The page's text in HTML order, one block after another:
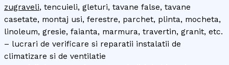
zugraveli, tencuieli, gleturi, tavane false, tavane
casetate, montaj usi, ferestre, parchet, plinta, mocheta,
linoleum, gresie, faianta, marmura, travertin, granit, etc.
– lucrari de verificare si reparatii instalatii de
climatizare si de ventilatie